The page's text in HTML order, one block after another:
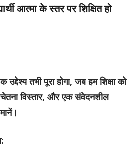
आत्मा के स्तर पर शिक्षित हो
उद्देश्य तभी पूरा होगा, जब हम शिक्षा को
विस्तार, और एक संवेदनशील